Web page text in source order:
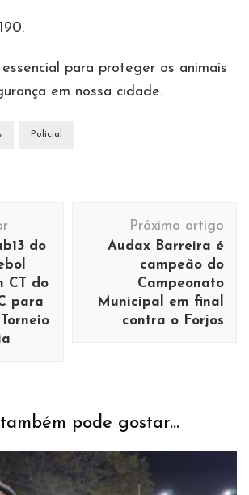
para proteger os animais
em nossa cidade.
Policial
do
CT do
para
Próximo artigo
Audax Barreira é
campeão do
Campeonato
Municipal em final
contra o Forjos
pode gostar...